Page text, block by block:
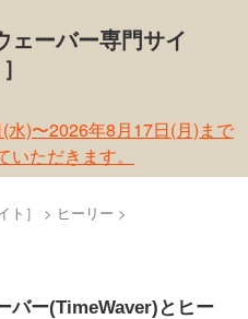
ェーバー専門サイ
水)〜2026年8月17日(月)まで
ただきます。
］ > ヒーリー >
バー(TimeWaver)とヒー